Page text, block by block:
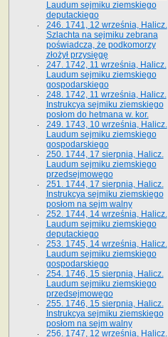
Laudum sejmiku ziemskiego
deputackiego
246. 1741, 12 września, Halicz.
Szlachta na sejmiku zebrana
poświadcza, że podkomorzy
złożył przysięgę
247. 1742, 11 września, Halicz.
Laudum sejmiku ziemskiego
gospodarskiego
248. 1742, 11 września, Halicz.
Instrukcya sejmiku ziemskiego
posłom do hetmana w. kor.
249. 1743, 10 września, Halicz.
Laudum sejmiku ziemskiego
gospodarskiego
250. 1744, 17 sierpnia, Halicz.
Laudum sejmiku ziemskiego
przedsejmowego
251. 1744, 17 sierpnia, Halicz.
Instrukcya sejmiku ziemskiego
posłom na sejm walny
252. 1744, 14 września, Halicz.
Laudum sejmiku ziemskiego
deputackiego
253. 1745, 14 września, Halicz.
Laudum sejmiku ziemskiego
gospodarskiego
254. 1746, 15 sierpnia, Halicz.
Laudum sejmiku ziemskiego
przedsejmowego
255. 1746, 15 sierpnia, Halicz.
Instrukcya sejmiku ziemskiego
posłom na sejm walny
256. 1747, 12 września, Halicz.